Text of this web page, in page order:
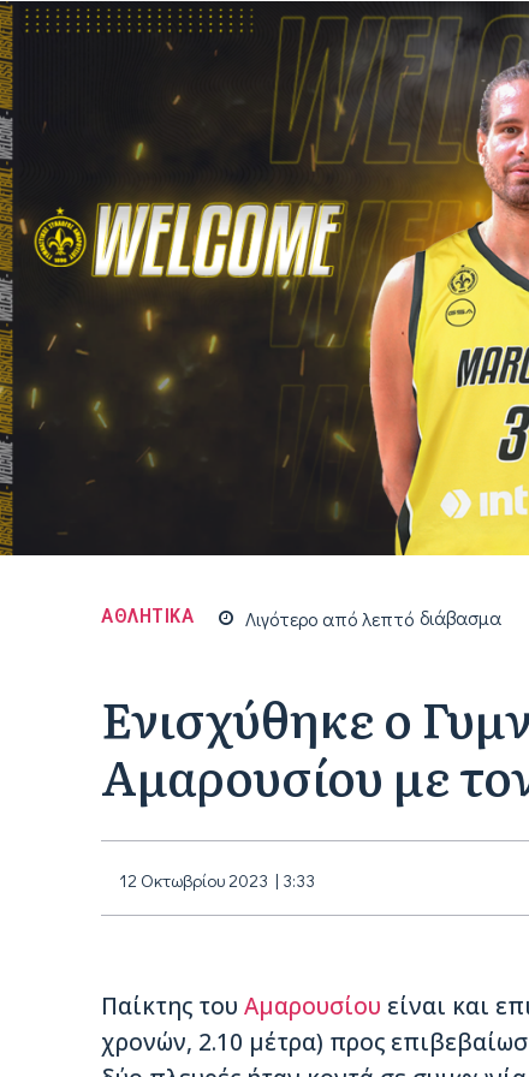
ΑΘΛΗΤΙΚΑ Λιγότερο απόλεπτό διάβασμα
Ενισχύθηκε ο
Αμαρουσίου με
12 Οκτωβρίου 2023 | 3:33
Παίκτης του Αμαρουσίου είναι και
χρονών, 2.10 μέτρα) προς